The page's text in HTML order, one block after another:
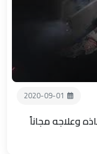
2020-09-01
وعلاجه مجاناً